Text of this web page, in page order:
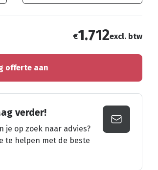
€1.712excl. btw
offerte aan
verder!
je op zoek naar advies?
te helpen met de beste